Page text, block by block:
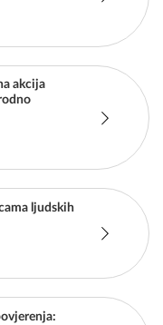
akcija
ljudskih